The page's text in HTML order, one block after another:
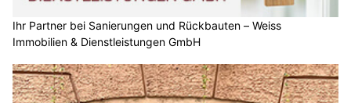
Ihr Partner bei Sanierungen und Rückbauten – Weiss
Immobilien & Dienstleistungen GmbH